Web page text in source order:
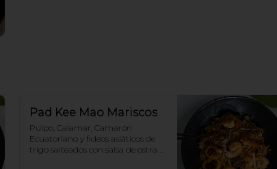
Pad Kee Mao Mariscos
Pulpo, Calamar, Camarón
Ecuatoriano y fideos asiáticos de
trigo salteados con salsa de ostra